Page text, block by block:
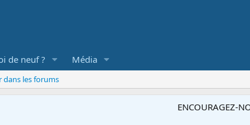
de neuf ? Média
dans les forums
ENCOURAGEZ-